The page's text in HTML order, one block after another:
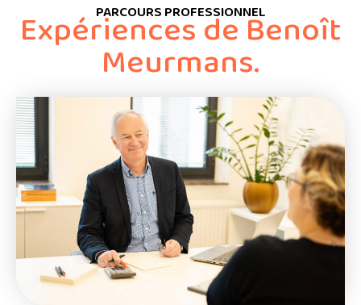
PARCOURS PROFESSIONNEL
Expériences de Benoît
Meurmans.